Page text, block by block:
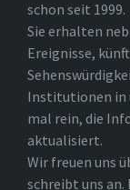
schon seit 1999.
Sie erhalten
Ereignisse,
Institutionen in
mal rein, die
aktualisiert.
Wir freuen uns
schreibt uns an.